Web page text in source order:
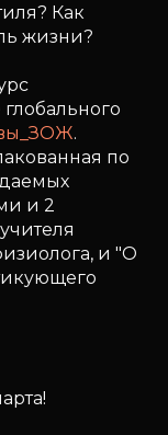
Как
жизни?
глобального
.
по
и 2
и "О